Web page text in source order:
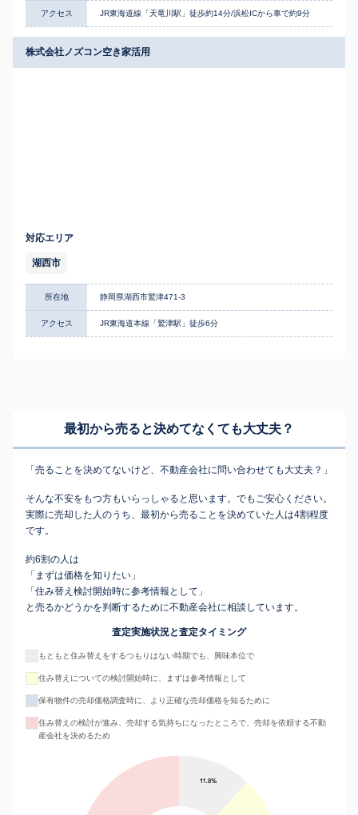
アクセス JR東海道線「天竜川駅」徒歩約14分/浜松ICから車で約9分
株式会社ノズコン空き家活用
対応エリア
湖西市
所在地 静岡県湖西市鷲津471-3
アクセス JR東海道本線「鷲津駅」徒歩6分
最初から売ると決めてなくても大丈夫？
「売ることを決めてないけど、不動産会社に問い合わせても大丈夫？」
そんな不安をもつ方もいらっしゃると思います。でもご安心ください。
実際に売却した人のうち、最初から売ることを決めていた人は4割程度
です。
約6割の人は
「まずは価格を知りたい」
「住み替え検討開始時に参考情報として」
と売るかどうかを判断するために不動産会社に相談しています。
査定実施状況と査定タイミング
もともと住み替えをするつもりはない時期でも、興味本位で
住み替えについての検討開始時に、まずは参考情報として
保有物件の売却価格調査時に、より正確な売却価格を知るために
住み替えの検討が進み、売却する気持ちになったところで、売却を依頼する不動
産会社を決めるため